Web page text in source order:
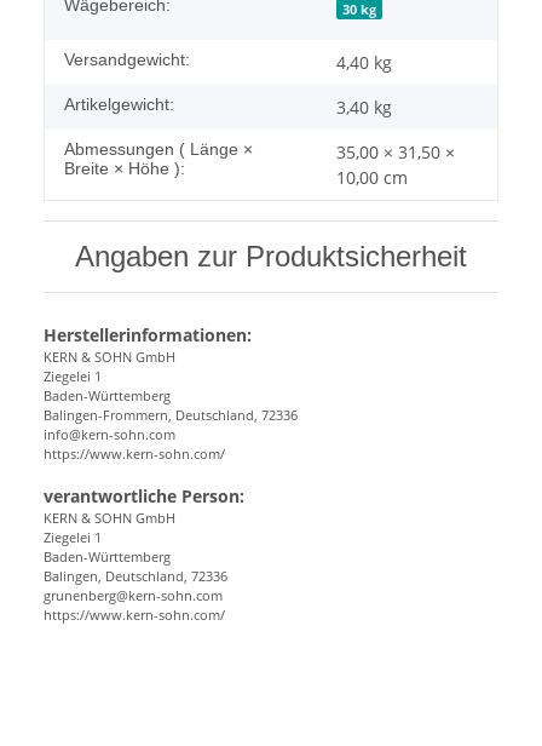
Wägebereich: 30 kg
Versandgewicht: 4,40 kg
Artikelgewicht: 3,40 kg
Abmessungen ( Länge ×
Breite × Höhe ):
35,00 × 31,50 ×
10,00 cm
Angaben zur Produktsicherheit
Herstellerinformationen:
KERN & SOHN GmbH
Ziegelei 1
Baden-Württemberg
Balingen-Frommern, Deutschland, 72336
info@kern-sohn.com
https://www.kern-sohn.com/
verantwortliche Person:
KERN & SOHN GmbH
Ziegelei 1
Baden-Württemberg
Balingen, Deutschland, 72336
grunenberg@kern-sohn.com
https://www.kern-sohn.com/